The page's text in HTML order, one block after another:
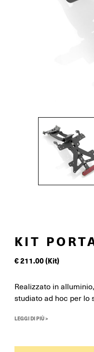
KIT
€211.00(Kit)
Realizzato in
studiato ad hoc per lo
LEGGI DI PIÙ >